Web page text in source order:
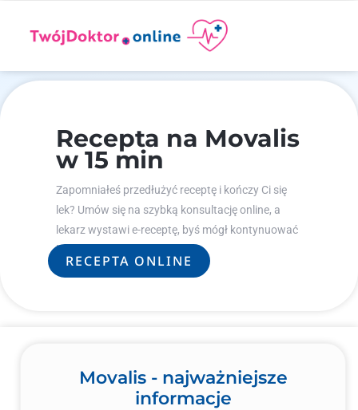
Recepta na Movalis
w 15 min
Zapomniałeś przedłużyć receptę i kończy Ci się
lek? Umów się na szybką konsultację online, a
lekarz wystawi e-receptę, byś mógł kontynuować
leczenie.
RECEPTA ONLINE
Movalis - najważniejsze
informacje